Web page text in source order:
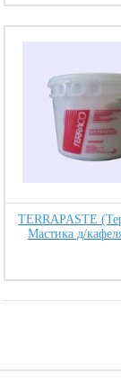
TERRAPASTE
Мастика д/